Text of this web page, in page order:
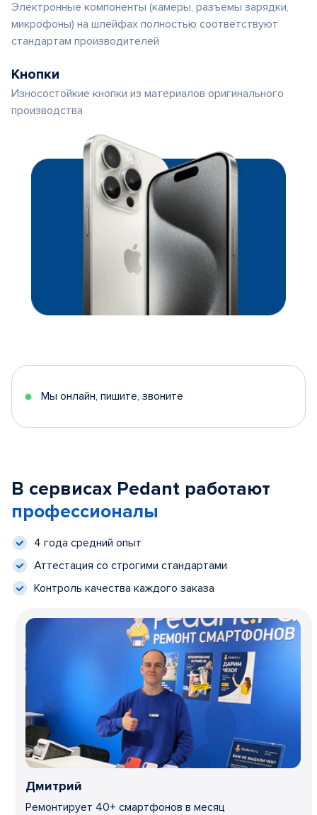
Электронные компоненты (камеры, разъемы зарядки,
микрофоны) на шлейфах полностью соответствуют
стандартам производителей
Кнопки
Износостойкие кнопки из материалов оригинального
производства
Мы онлайн, пишите, звоните
В сервисах Pedant работают
профессионалы
4 года средний опыт
Аттестация со строгими стандартами
Контроль качества каждого заказа
Дмитрий
Ремонтирует 40+ смартфонов в месяц